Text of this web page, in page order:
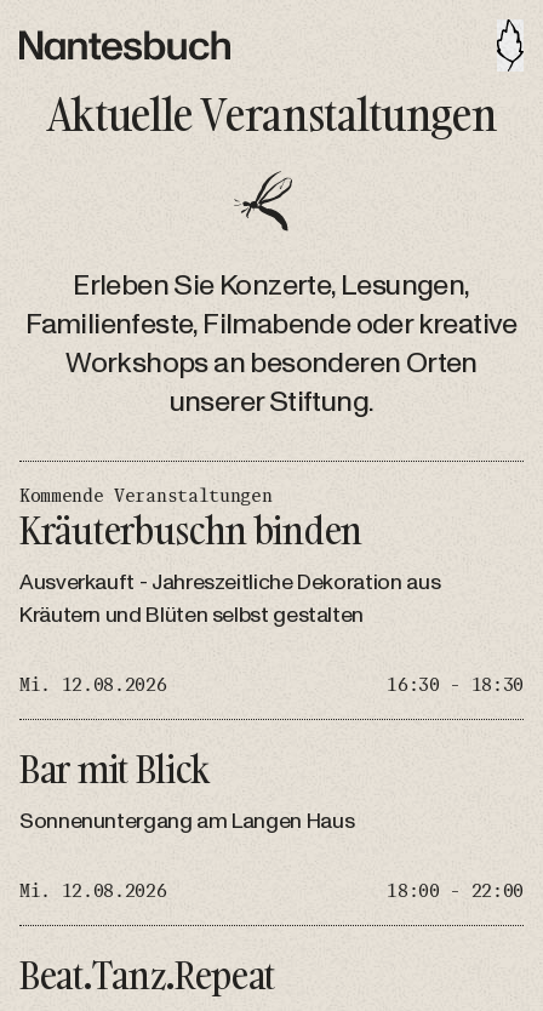
Aktuelle Veranstaltungen
Erleben Sie Konzerte, Lesungen,
Familienfeste, Filmabende oder kreative
Workshops an besonderen Orten
unserer Stiftung.
Kommende Veranstaltungen
Kräuterbuschn binden
Ausverkauft - Jahreszeitliche Dekoration aus
Kräutern und Blüten selbst gestalten
Mi. 12.08.2026 16:30 - 18:30
Bar mit Blick
Sonnenuntergang am Langen Haus
Mi. 12.08.2026 18:00 - 22:00
Beat.Tanz.Repeat